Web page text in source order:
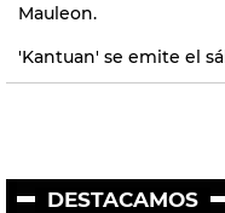
Mauleon.
'Kantuan' se emite el
DESTACAMOS